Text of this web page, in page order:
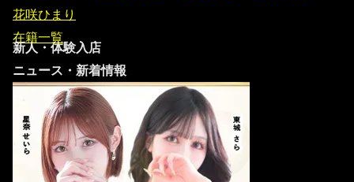
花咲ひまり
在籍一覧
新人・体験入店
ニュース・新着情報